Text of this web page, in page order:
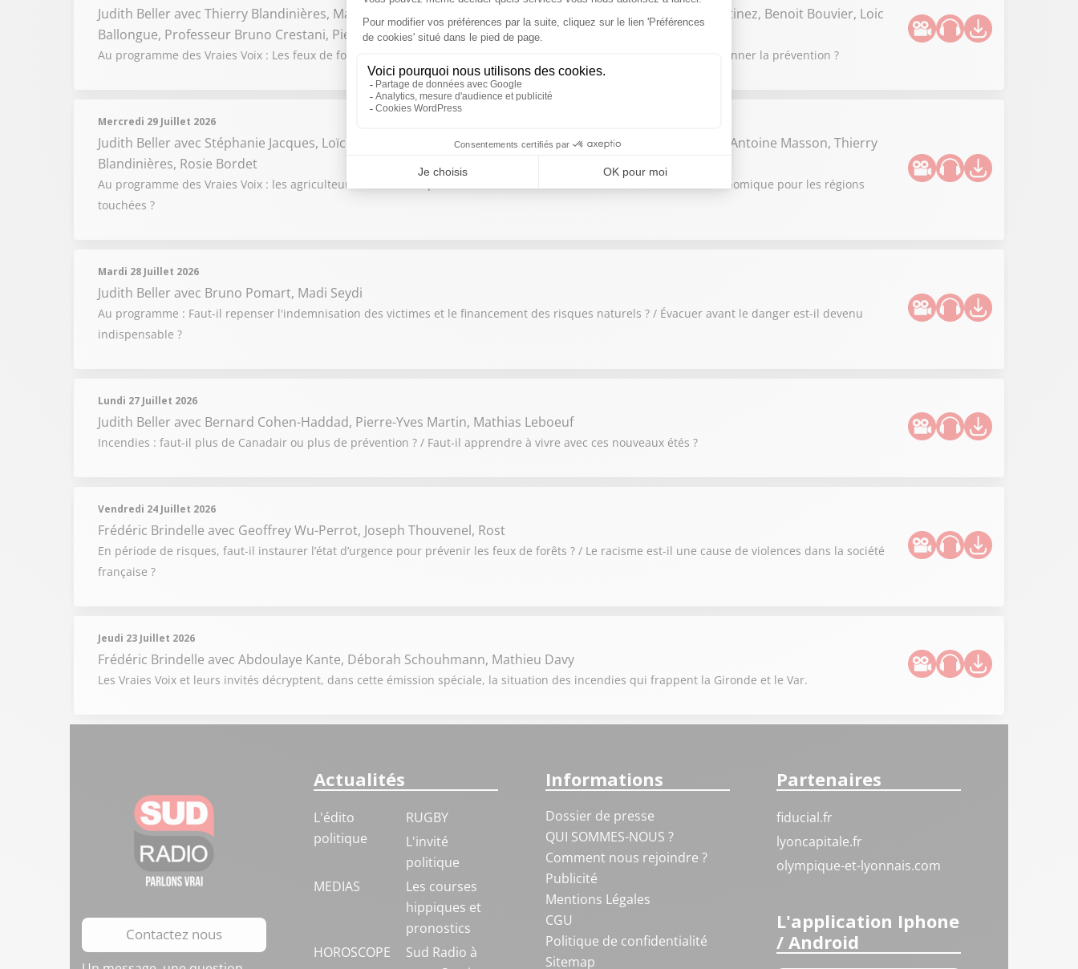
Judith Beller avec Thierry Blandinières, Madi Seydi, Benjamin Sire , Marie Thechi, Cédric Pain, Manuel Martinez, Benoit Bouvier, Loic
Ballongue, Professeur Bruno Crestani, Pierre Talamon, Abdoulaye Kanté, José Pérez
Au programme des Vraies Voix : Les feux de forêts vont-ils changer notre production agricole ? / L’IA va-t-elle révolutionner la prévention ?
Mercredi 29 Juillet 2026
Judith Beller avec Stéphanie Jacques, Loïc Ballongue, Yohann Barbe, Jérôme Boulanger, Guillaume Gruat, Antoine Masson, Thierry
Blandinières, Rosie Bordet
Au programme des Vraies Voix : les agriculteurs sont-ils indispensables contre les incendies ? Faut-il un bouclier économique pour les régions
touchées ?
Mardi 28 Juillet 2026
Judith Beller avec Bruno Pomart, Madi Seydi
Au programme : Faut-il repenser l'indemnisation des victimes et le financement des risques naturels ? / Évacuer avant le danger est-il devenu
indispensable ?
Lundi 27 Juillet 2026
Judith Beller avec Bernard Cohen-Haddad, Pierre-Yves Martin, Mathias Leboeuf
Incendies : faut-il plus de Canadair ou plus de prévention ? / Faut-il apprendre à vivre avec ces nouveaux étés ?
Vendredi 24 Juillet 2026
Frédéric Brindelle avec Geoffrey Wu-Perrot, Joseph Thouvenel, Rost
En période de risques, faut-il instaurer l’état d’urgence pour prévenir les feux de forêts ? / Le racisme est-il une cause de violences dans la société
française ?
Jeudi 23 Juillet 2026
Frédéric Brindelle avec Abdoulaye Kante, Déborah Schouhmann, Mathieu Davy
Les Vraies Voix et leurs invités décryptent, dans cette émission spéciale, la situation des incendies qui frappent la Gironde et le Var.
Contactez nous
Actualités
L'édito
politique
RUGBY
L'invité
politique
MEDIAS
Les courses
hippiques et
pronostics
HOROSCOPE
Sud Radio à
Informations
Dossier de presse
QUI SOMMES-NOUS ?
Comment nous rejoindre ?
Publicité
Mentions Légales
CGU
Politique de confidentialité
Sitemap
Partenaires
fiducial.fr
lyoncapitale.fr
olympique-et-lyonnais.com
L'application Iphone
/ Android